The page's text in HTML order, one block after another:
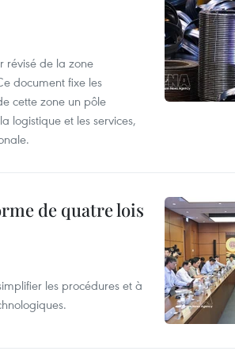
révisé de la zone
document fixe les
cette zone un pôle
logistique et les services,
de quatre lois
les procédures et à